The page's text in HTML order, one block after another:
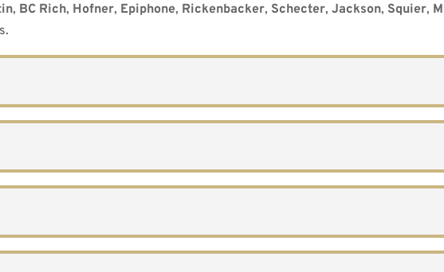
, BC Rich, Hofner, Epiphone, Rickenbacker, Schecter,Jackson, Squier,